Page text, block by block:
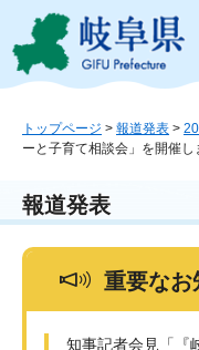
ジ
ュ
本
トップページ > 報道発表 >
ーと子育て相談会」を開催し
報道発表
重要なお
知事記者会見「『